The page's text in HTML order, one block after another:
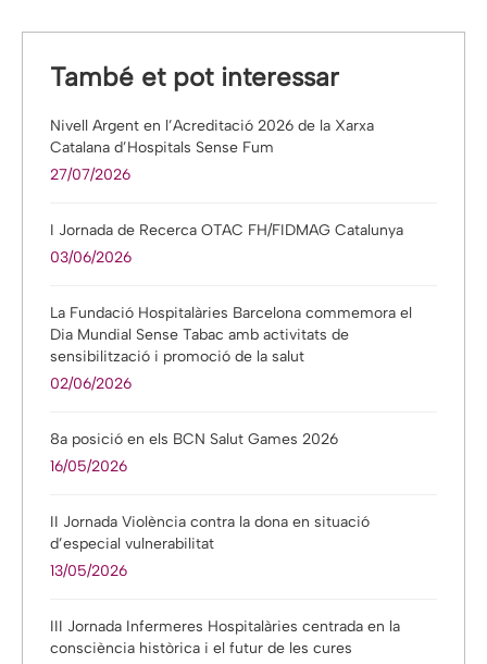
També et pot interessar
Nivell Argent en l’Acreditació 2026 de la Xarxa
Catalana d’Hospitals Sense Fum
27/07/2026
I Jornada de Recerca OTAC FH/FIDMAG Catalunya
03/06/2026
La Fundació Hospitalàries Barcelona commemora el
Dia Mundial Sense Tabac amb activitats de
sensibilització i promoció de la salut
02/06/2026
8a posició en els BCN Salut Games 2026
16/05/2026
II Jornada Violència contra la dona en situació
d’especial vulnerabilitat
13/05/2026
III Jornada Infermeres Hospitalàries centrada en la
consciència històrica i el futur de les cures